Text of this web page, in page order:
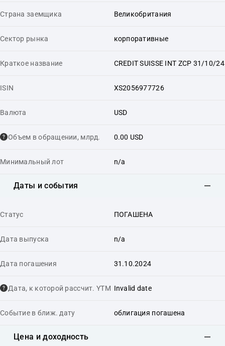
Страна заемщика Великобритания
Сектор рынка корпоративные
Краткое название CREDIT SUISSE INT ZCP 31/10/24
ISIN XS2056977726
Валюта USD
Объем в обращении, млрд. 0.00 USD
Минимальный лот n/a
Даты и события
Статус ПОГАШЕНА
Дата выпуска n/a
Дата погашения 31.10.2024
Дата, к которой рассчит. YTM Invalid date
Событие в ближ. дату облигация погашена
Цена и доходность